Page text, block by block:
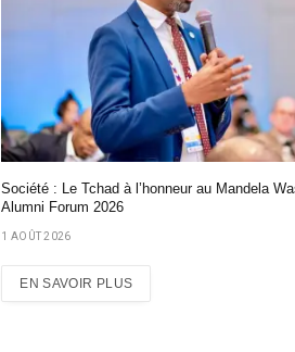
Société : Le Tchad à l’honneur au Mandela
Alumni Forum 2026
1 AOÛT 2026
EN SAVOIR PLUS